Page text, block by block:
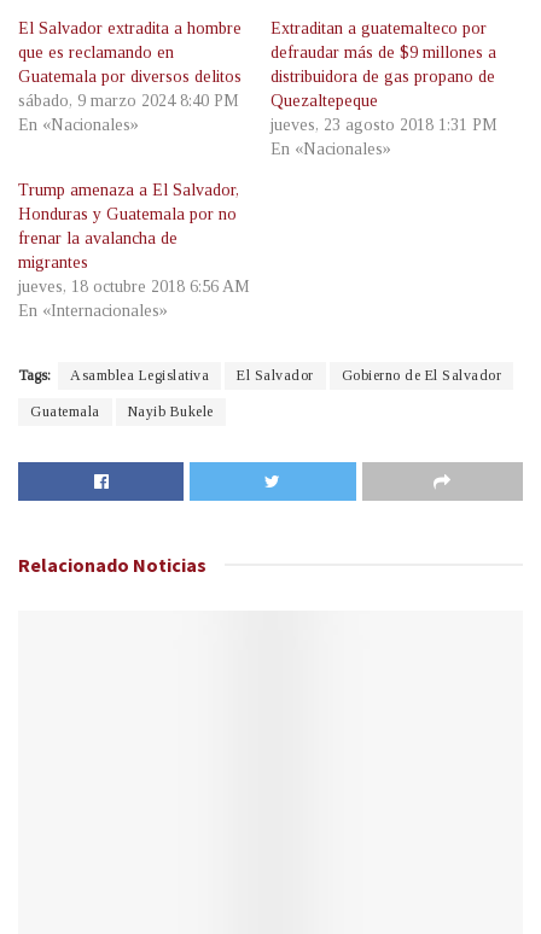
El Salvador extradita a hombre
que es reclamando en
Guatemala por diversos delitos
sábado, 9 marzo 2024 8:40 PM
En «Nacionales»
Extraditan a guatemalteco por
defraudar más de $9 millones a
distribuidora de gas propano de
Quezaltepeque
jueves, 23 agosto 2018 1:31 PM
En «Nacionales»
Trump amenaza a El Salvador,
Honduras y Guatemala por no
frenar la avalancha de
migrantes
jueves, 18 octubre 2018 6:56 AM
En «Internacionales»
Tags: Asamblea Legislativa El Salvador Gobierno de El Salvador
Guatemala Nayib Bukele
Relacionado Noticias